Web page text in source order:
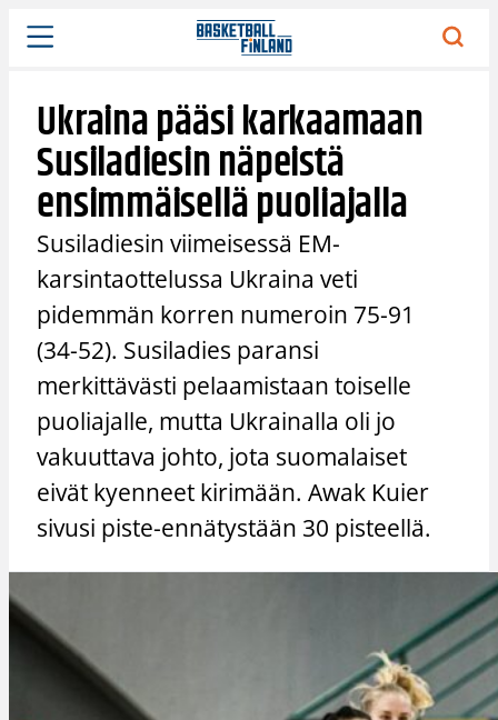
Siirry
sisältöön
Ukraina pääsi karkaamaan
Susiladiesin näpeistä
ensimmäisellä puoliajalla
Susiladiesin viimeisessä EM-
karsintaottelussa Ukraina veti
pidemmän korren numeroin 75-91
(34-52). Susiladies paransi
merkittävästi pelaamistaan toiselle
puoliajalle, mutta Ukrainalla oli jo
vakuuttava johto, jota suomalaiset
eivät kyenneet kirimään. Awak Kuier
sivusi piste-ennätystään 30 pisteellä.